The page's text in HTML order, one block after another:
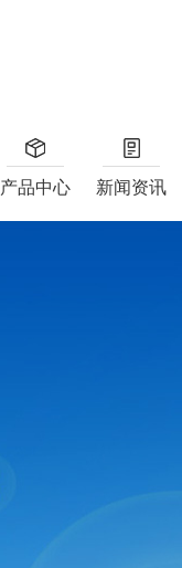
产品中心 新闻资讯